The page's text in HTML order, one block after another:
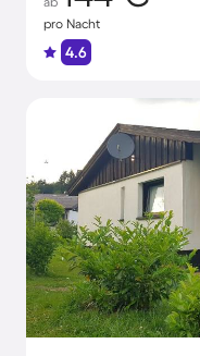
pro Nacht
4.6